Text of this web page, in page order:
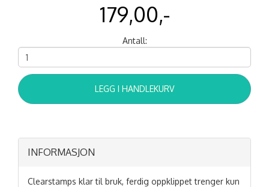
179,00,-
Antall:
LEGG I HANDLEKURV
INFORMASJON
Clearstamps klar til bruk, ferdig oppklippet trenger kun